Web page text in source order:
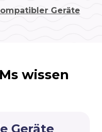
Geräte
wissen
Geräte